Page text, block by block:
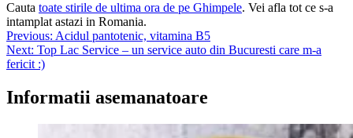
Cauta toate stirile de ultima ora de pe Ghimpele. Vei afla tot ce s-a
intamplat astazi in Romania.
Navigare
în
Previous: Acidul pantotenic, vitamina B5
Next: Top Lac Service – un service auto din Bucuresti care m-a
fericit :)
Informatii asemanatoare